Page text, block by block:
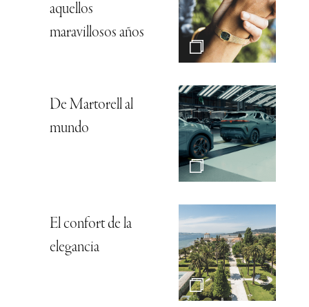
aquellos
maravillosos años
De Martorell al
mundo
El confort de la
elegancia